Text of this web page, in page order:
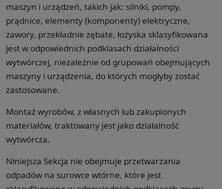
maszyn i urządzeń, takich jak: silniki, pompy,
prądnice, elementy (komponenty) elektryczne,
zawory, przekładnie zębate, łożyska sklasyfikowana
jest w odpowiednich podklasach działalności
wytwórczej, niezależnie od grupowań obejmujących
maszyny i urządzenia, do których mogłyby zostać
zastosowane.
Montaż wyrobów, z własnych lub zakupionych
materiałów, traktowany jest jako działalność
wytwórcza.
Niniejsza Sekcja nie obejmuje przetwarzania
odpadów na surowce wtórne, które jest